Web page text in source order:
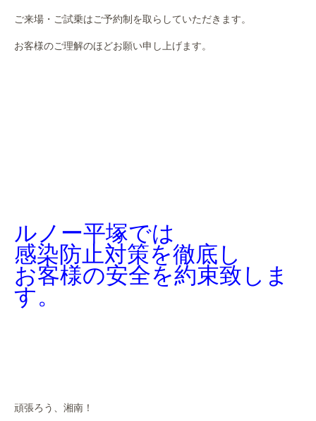
ご来場・ご試乗はご予約制を取らしていただきます。
お客様のご理解のほどお願い申し上げます。
ルノー平塚では
感染防止対策を徹底し
お客様の安全を約束致しま
す。
頑張ろう、湘南！